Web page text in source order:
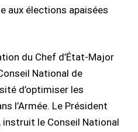
aux élections apaisées
du Chef d’État-Major
National de
d’optimiser les
l’Armée. Le Président
instruit le Conseil National